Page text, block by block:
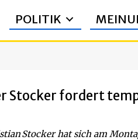
POLITIK
Stocker fordert
Stocker hat sich am